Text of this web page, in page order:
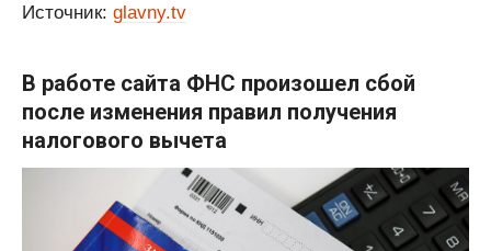
Источник: glavny.tv
В работе сайта ФНС произошел сбой
после изменения правил получения
налогового вычета